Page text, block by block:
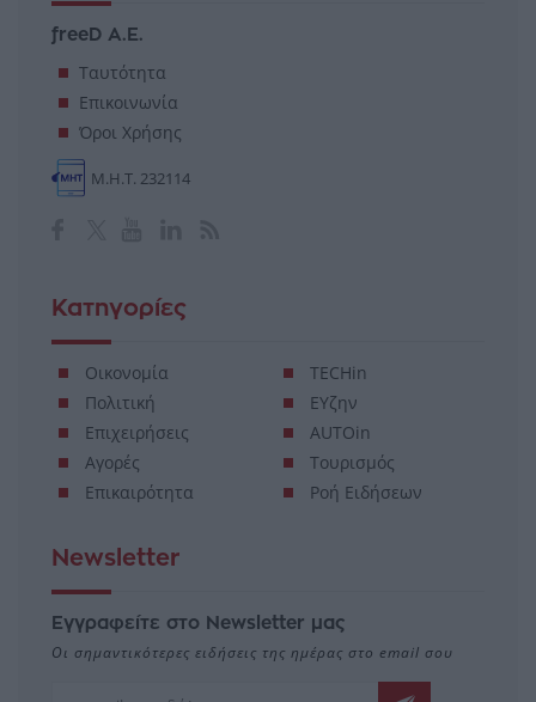
freeD Α.Ε.
Ταυτότητα
Επικοινωνία
Όροι Χρήσης
Μ.Η.Τ. 232114
Κατηγορίες
Οικονομία
Πολιτική
Επιχειρήσεις
Αγορές
Επικαιρότητα
TECHin
ΕΥζην
AUTOin
Τουρισμός
Ροή Ειδήσεων
Newsletter
Εγγραφείτε στο Newsletter μας
Οι σημαντικότερες ειδήσεις της ημέρας στο email σου